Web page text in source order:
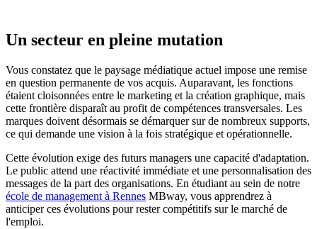
Un secteur en pleine mutation
Vous constatez que le paysage médiatique actuel impose une remise
en question permanente de vos acquis. Auparavant, les fonctions
étaient cloisonnées entre le marketing et la création graphique, mais
cette frontière disparaît au profit de compétences transversales. Les
marques doivent désormais se démarquer sur de nombreux supports,
ce qui demande une vision à la fois stratégique et opérationnelle.
Cette évolution exige des futurs managers une capacité d'adaptation.
Le public attend une réactivité immédiate et une personnalisation des
messages de la part des organisations. En étudiant au sein de notre
école de management à Rennes MBway, vous apprendrez à
anticiper ces évolutions pour rester compétitifs sur le marché de
l'emploi.